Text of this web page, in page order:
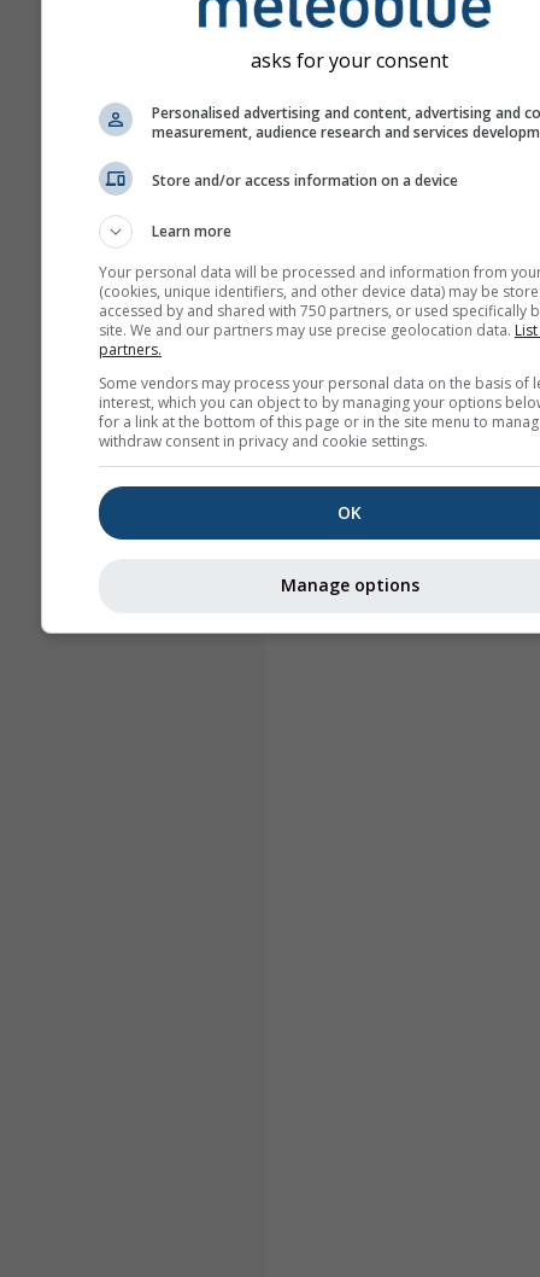
asks for your consent
Personalised advertising and content, advertising and
measurement, audience research and services
Store and/or access information on a device
Learn more
Your personal data will be processed and information from
(cookies, unique identifiers, and other device data) may be
accessed by and shared with 750 partners, or used specifically
site. We and our partners may use precise geolocation data.
partners.
Some vendors may process your personal data on the basis of
interest, which you can object to by managing your options
for a link at the bottom of this page or in the site menu to
withdraw consent in privacy and cookie settings.
OK
Manage options